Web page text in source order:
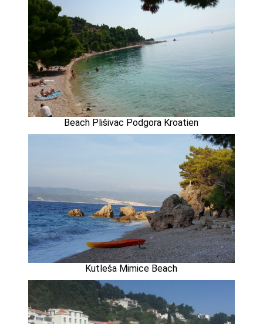
Beach Plišivac Podgora Kroatien
Kutleša Mimice Beach